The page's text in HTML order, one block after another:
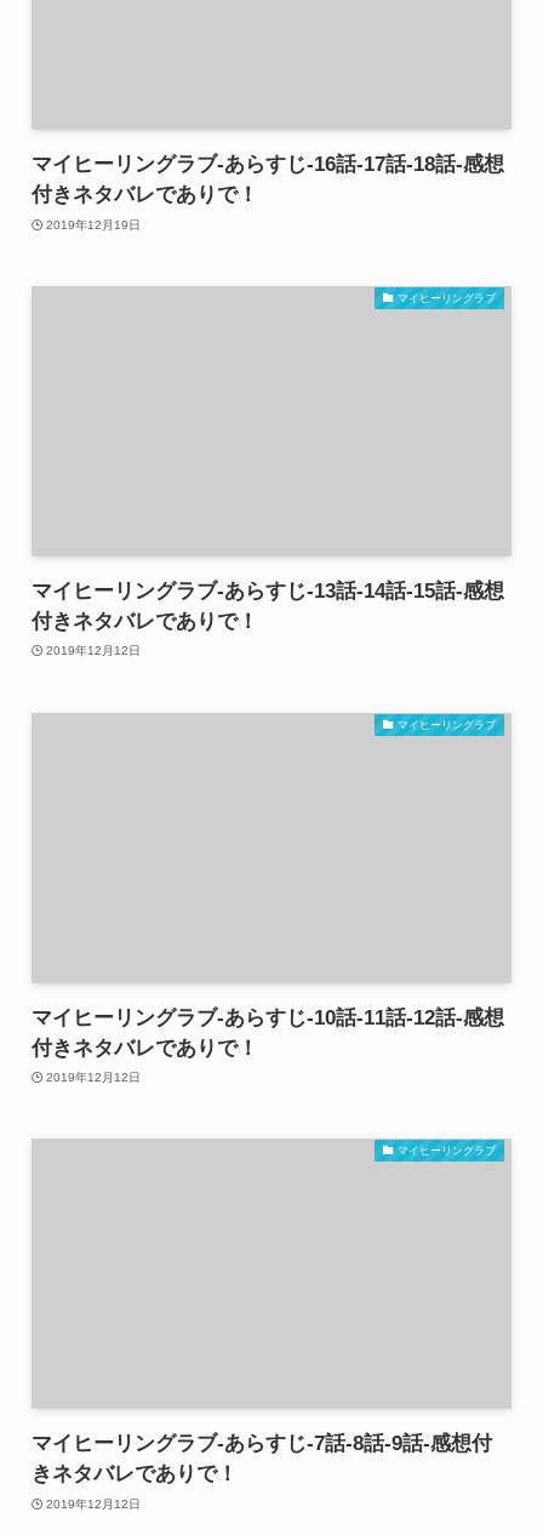
マイヒーリングラブ-あらすじ-16話-17話-18話-感想
付きネタバレでありで！
2019年12月19日
マイヒーリングラブ
マイヒーリングラブ-あらすじ-13話-14話-15話-感想
付きネタバレでありで！
2019年12月12日
マイヒーリングラブ
マイヒーリングラブ-あらすじ-10話-11話-12話-感想
付きネタバレでありで！
2019年12月12日
マイヒーリングラブ
マイヒーリングラブ-あらすじ-7話-8話-9話-感想付
きネタバレでありで！
2019年12月12日